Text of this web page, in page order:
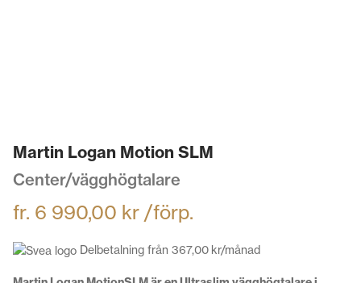
Martin Logan Motion SLM
Center/vägghögtalare
fr. 6 990,00 kr /förp.
Delbetalning från 367,00 kr/månad